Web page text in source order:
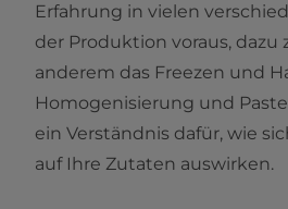
Erfahrung in vielen
der Produktion voraus, dazu
anderem das Freezen und
Homogenisierung und
ein Verständnis dafür, wie
auf Ihre Zutaten auswirken.